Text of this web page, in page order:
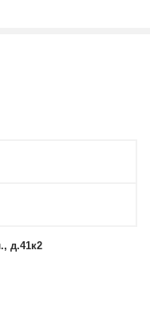
д.41к2